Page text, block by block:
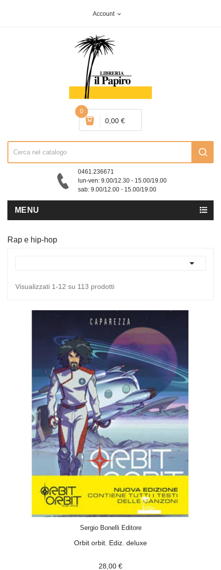
Account expand_more
0
0,00 €
0461.236671
lun-ven: 9.00/12.30 - 15.00/19.00
sab: 9.00/12.00 - 15.00/19.00
MENU
Rap e hip-hop

Visualizzati 1-12 su 113 prodotti
Sergio Bonelli Editore
Orbit orbit. Ediz. deluxe
28,00 €